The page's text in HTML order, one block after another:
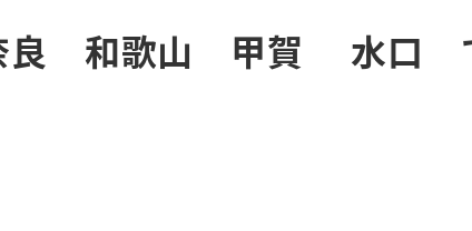
和歌山 甲賀 水口 で